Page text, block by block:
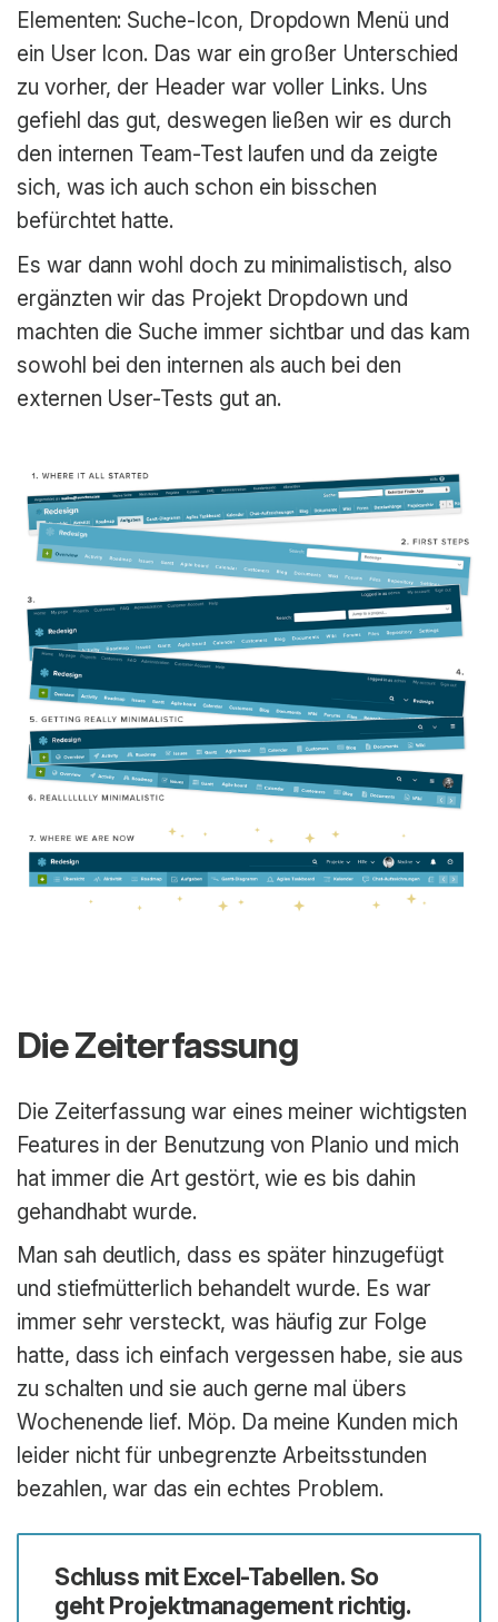
Elementen: Suche-Icon, Dropdown Menü und
ein User Icon. Das war ein großer Unterschied
zu vorher, der Header war voller Links. Uns
gefiehl das gut, deswegen ließen wir es durch
den internen Team-Test laufen und da zeigte
sich, was ich auch schon ein bisschen
befürchtet hatte.
Es war dann wohl doch zu minimalistisch, also
ergänzten wir das Projekt Dropdown und
machten die Suche immer sichtbar und das kam
sowohl bei den internen als auch bei den
externen User-Tests gut an.
Die Zeiterfassung
Die Zeiterfassung war eines meiner wichtigsten
Features in der Benutzung von Planio und mich
hat immer die Art gestört, wie es bis dahin
gehandhabt wurde.
Man sah deutlich, dass es später hinzugefügt
und stiefmütterlich behandelt wurde. Es war
immer sehr versteckt, was häufig zur Folge
hatte, dass ich einfach vergessen habe, sie aus
zu schalten und sie auch gerne mal übers
Wochenende lief. Möp. Da meine Kunden mich
leider nicht für unbegrenzte Arbeitsstunden
bezahlen, war das ein echtes Problem.
Schluss mit Excel-Tabellen. So
geht Projektmanagement richtig.